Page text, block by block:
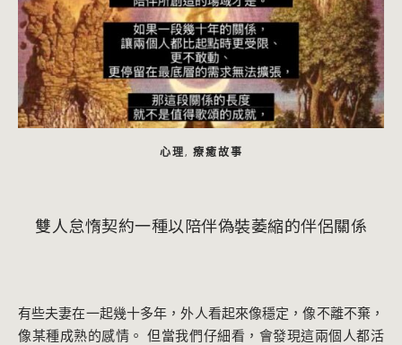
心理, 療癒故事
雙人怠惰契約一種以陪伴偽裝萎縮的伴侶關係
有些夫妻在一起幾十多年，外人看起來像穩定，像不離不棄，
像某種成熟的感情。 但當我們仔細看，會發現這兩個人都活